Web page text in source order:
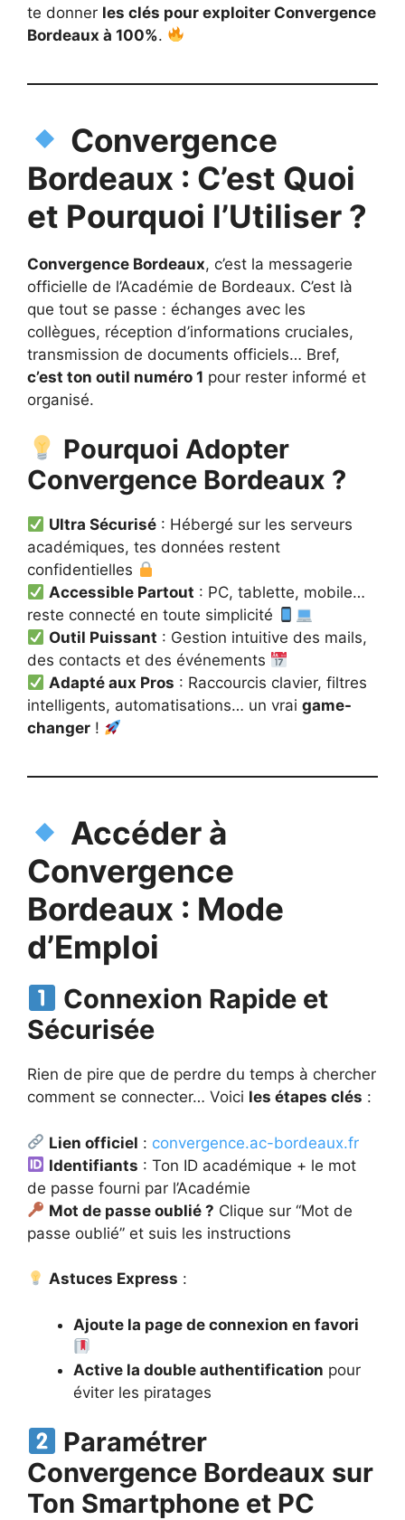
te donner les clés pour exploiter Convergence
Bordeaux à 100%.
Convergence
Bordeaux : C’est Quoi
et Pourquoi l’Utiliser ?
Convergence Bordeaux, c’est la messagerie
officielle de l’Académie de Bordeaux. C’est là
que tout se passe : échanges avec les
collègues, réception d’informations cruciales,
transmission de documents officiels… Bref,
c’est ton outil numéro 1 pour rester informé et
organisé.
Pourquoi Adopter
Convergence Bordeaux ?
Ultra Sécurisé : Hébergé sur les serveurs
académiques, tes données restent
confidentielles
Accessible Partout : PC, tablette, mobile…
reste connecté en toute simplicité
Outil Puissant : Gestion intuitive des mails,
des contacts et des événements
Adapté aux Pros : Raccourcis clavier, filtres
intelligents, automatisations… un vrai game-
changer !
Accéder à
Convergence
Bordeaux : Mode
d’Emploi
Connexion Rapide et
Sécurisée
Rien de pire que de perdre du temps à chercher
comment se connecter… Voici les étapes clés :
Lien officiel : convergence.ac-bordeaux.fr
Identifiants : Ton ID académique + le mot
de passe fourni par l’Académie
Mot de passe oublié ? Clique sur “Mot de
passe oublié” et suis les instructions
Astuces Express :
Ajoute la page de connexion en favori
Active la double authentification pour
éviter les piratages
Paramétrer
Convergence Bordeaux sur
Ton Smartphone et PC